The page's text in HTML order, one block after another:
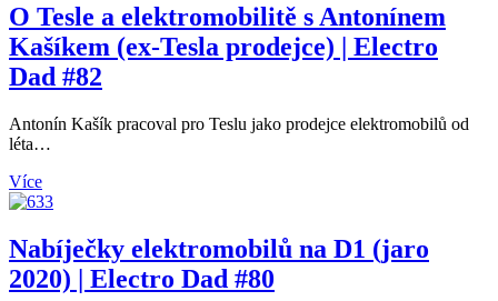
O Tesle a elektromobilitě s Antonínem
Kašíkem (ex-Tesla prodejce) | Electro
Dad #82
Antonín Kašík pracoval pro Teslu jako prodejce elektromobilů od
léta…
Více
Nabíječky elektromobilů na D1 (jaro
2020) | Electro Dad #80